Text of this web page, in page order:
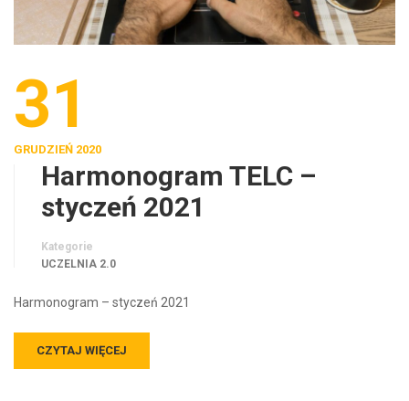
31
GRUDZIEŃ 2020
Harmonogram TELC –
styczeń 2021
Kategorie
UCZELNIA 2.0
Harmonogram – styczeń 2021
CZYTAJ WIĘCEJ